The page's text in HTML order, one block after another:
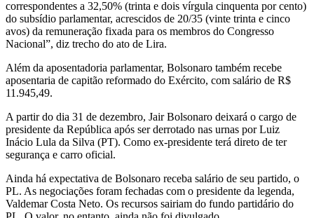
correspondentes a 32,50% (trinta e dois vírgula cinquenta por cento)
do subsídio parlamentar, acrescidos de 20/35 (vinte trinta e cinco
avos) da remuneração fixada para os membros do Congresso
Nacional”, diz trecho do ato de Lira.
Além da aposentadoria parlamentar, Bolsonaro também recebe
aposentaria de capitão reformado do Exército, com salário de R$
11.945,49.
A partir do dia 31 de dezembro, Jair Bolsonaro deixará o cargo de
presidente da República após ser derrotado nas urnas por Luiz
Inácio Lula da Silva (PT). Como ex-presidente terá direto de ter
segurança e carro oficial.
Ainda há expectativa de Bolsonaro receba salário de seu partido, o
PL. As negociações foram fechadas com o presidente da legenda,
Valdemar Costa Neto. Os recursos sairiam do fundo partidário do